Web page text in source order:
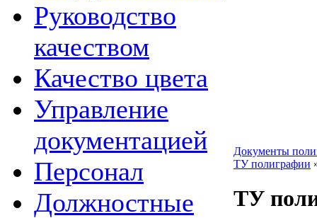
Руководство
качеством
Качество цвета
Управление
документацией
Персонал
Должностные
Документы
ТУ полиграфии
ТУ